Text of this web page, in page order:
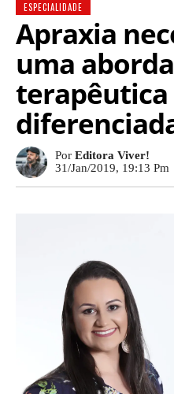
ESPECIALIDADE
Apraxia
uma
terapêutica
Por Editora Viver!
31/jan/2019, 19:13 Pm